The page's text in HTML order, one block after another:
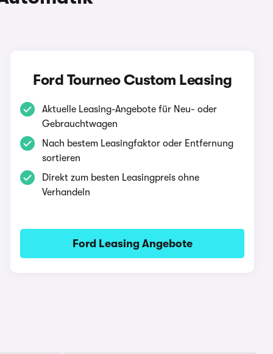
Ford Tourneo Custom Leasing
Aktuelle Leasing-Angebote für Neu- oder
Gebrauchtwagen
Nach bestem Leasingfaktor oder Entfernung
sortieren
Direkt zum besten Leasingpreis ohne
Verhandeln
Ford Leasing Angebote